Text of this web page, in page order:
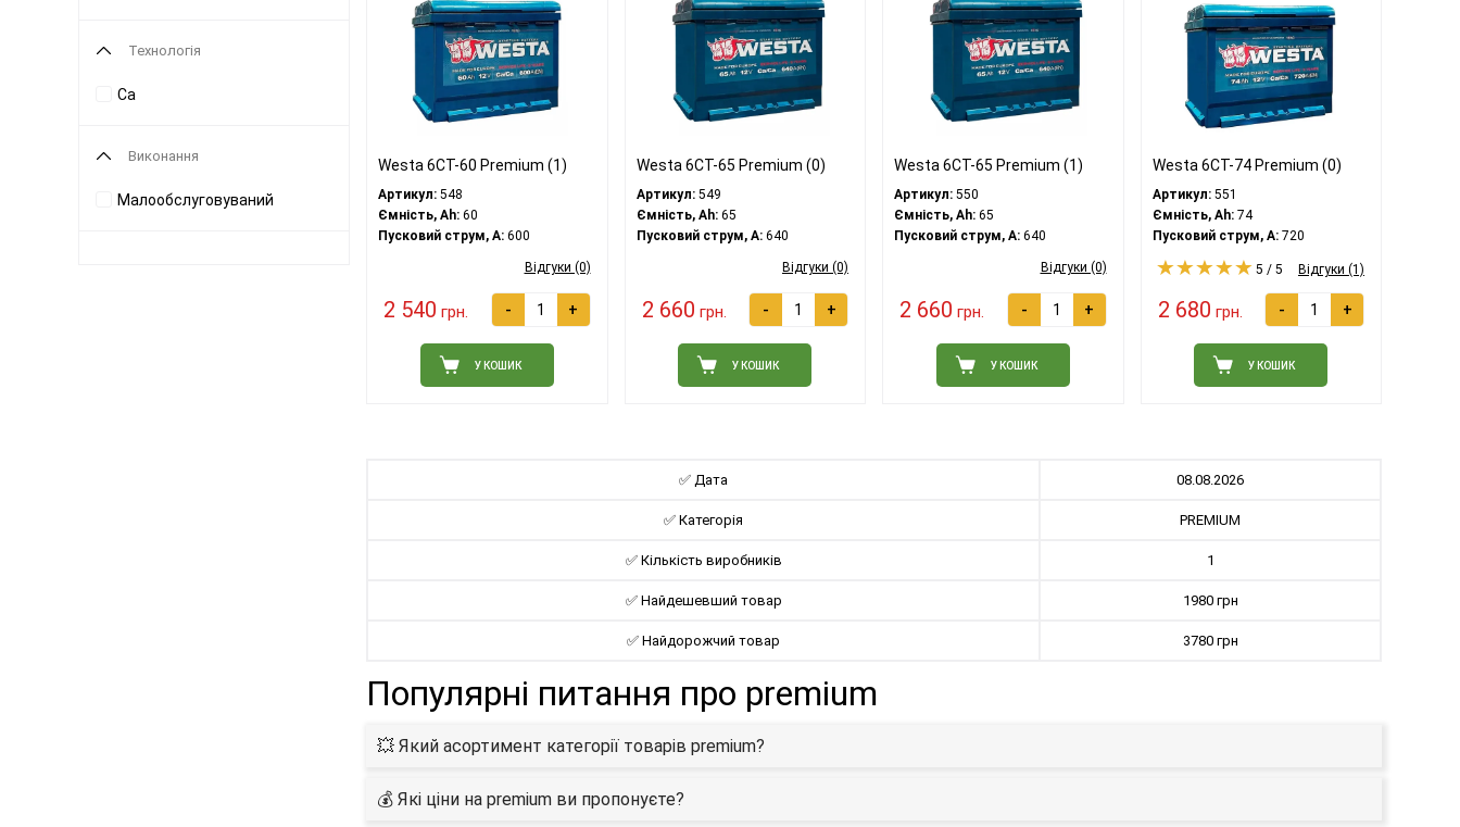
Технологія
Ca
Виконання
Малообслуговуваний
Westa 6CT-60 Premium (1)
Артикул: 548
Ємність, Ah: 60
Пусковий струм, A: 600
Відгуки (0)
2 540 грн. - +
У КОШИК
Westa 6CT-65 Premium (0)
Артикул:549
Ємність, Ah:65
Пусковий струм, A:640
Відгуки (0)
2 660 грн. - +
У КОШИК
Westa 6CT-65 Premium (1)
Артикул: 550
Ємність, Ah: 65
Пусковий струм, A: 640
Відгуки (0)
2 660 грн. - +
У КОШИК
Westa 6CT-74 Premium (0)
Артикул:551
Ємність, Ah:74
Пусковий струм, A:720
5 / 5 Відгуки (1)
2 680 грн. - +
У КОШИК
✅ Дата 08.08.2026
✅ Категорія PREMIUM
✅ Кількість виробників 1
✅ Найдешевший товар 1980 грн
✅ Найдорожчий товар 3780 грн
Популярні питання про premium
💥 Який асортимент категорії товарів premium?
💰 Які ціни на premium ви пропонуєте?